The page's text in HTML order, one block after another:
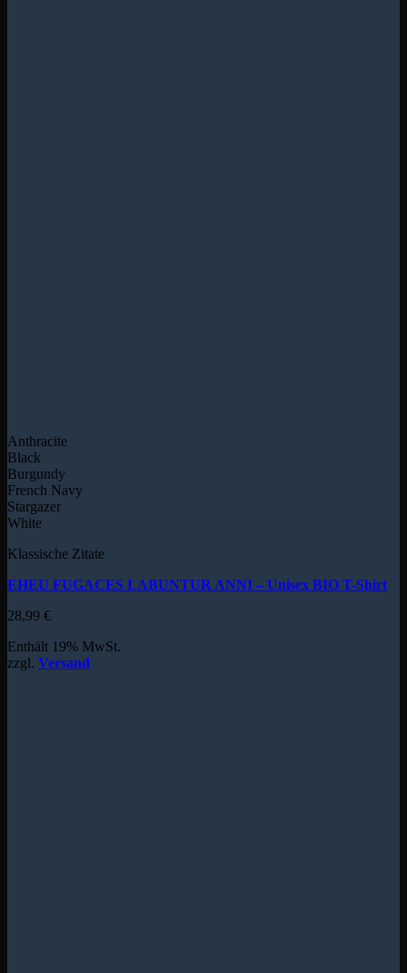
Anthracite
Black
Burgundy
French Navy
Stargazer
White
Klassische Zitate
EHEU FUGACES LABUNTUR ANNI – Unisex BIO T-Shirt
28,99 €
Enthält 19% MwSt.
zzgl. Versand